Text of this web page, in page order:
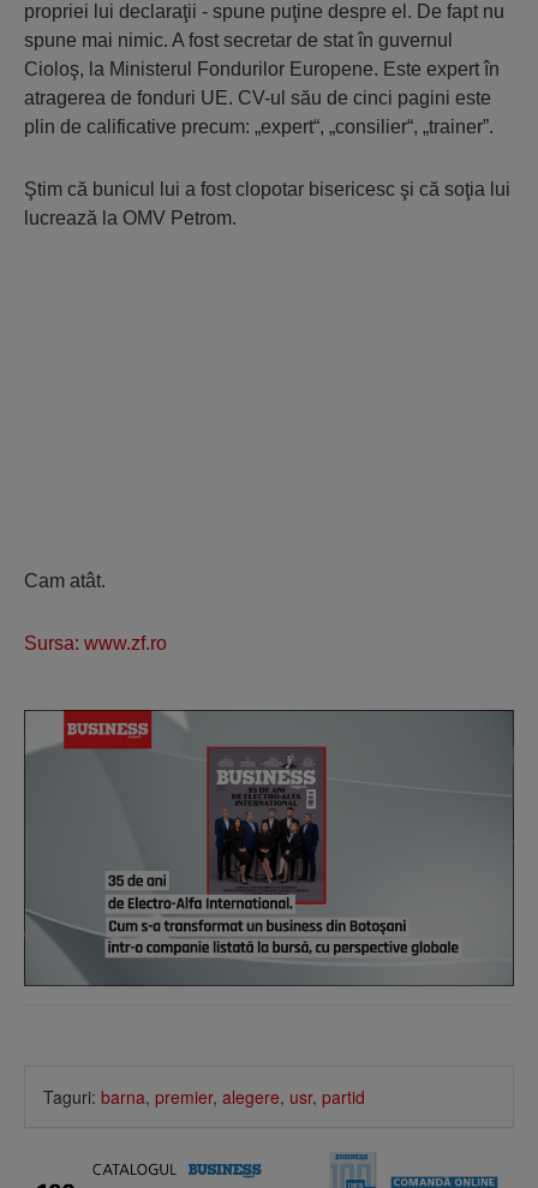
propriei lui declaraţii - spune puţine despre el. De fapt nu
spune mai nimic. A fost secretar de stat în guvernul
Cioloş, la Ministerul Fondurilor Europene. Este expert în
atragerea de fonduri UE. CV-ul său de cinci pagini este
plin de calificative precum: „expert“, „consilier“, „trainer”.
Ştim că bunicul lui a fost clopotar bisericesc şi că soţia lui
lucrează la OMV Petrom.
Cam atât.
Sursa: www.zf.ro
Taguri: barna, premier, alegere, usr, partid